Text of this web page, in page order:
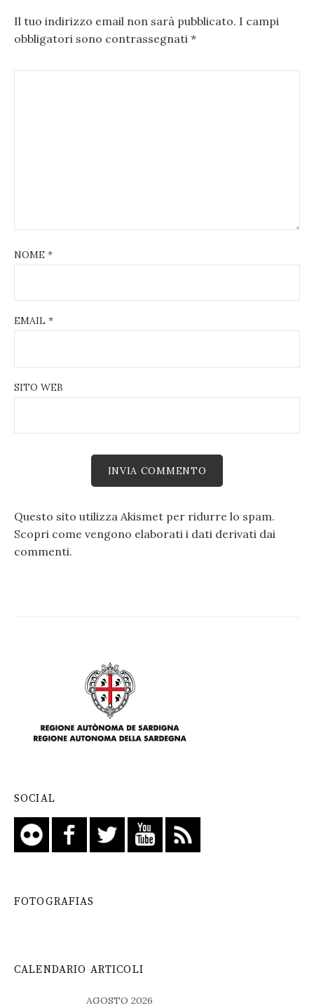
Il tuo indirizzo email non sarà pubblicato. I campi
obbligatori sono contrassegnati *
NOME *
EMAIL *
SITO WEB
Questo sito utilizza Akismet per ridurre lo spam.
Scopri come vengono elaborati i dati derivati dai
commenti.
SOCIAL
FOTOGRAFIAS
CALENDARIO ARTICOLI
AGOSTO 2026